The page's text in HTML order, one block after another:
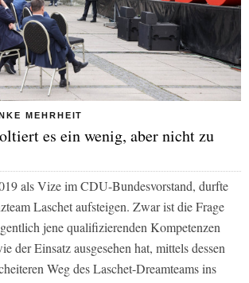
MEHRHEIT
es ein wenig, aber nicht zu
als Vize im CDU-Bundesvorstand, durfte
Laschet aufsteigen. Zwar ist die Frage
jene qualifizierenden Kompetenzen
der Einsatz ausgesehen hat, mittels dessen
Weg des Laschet-Dreamteams ins